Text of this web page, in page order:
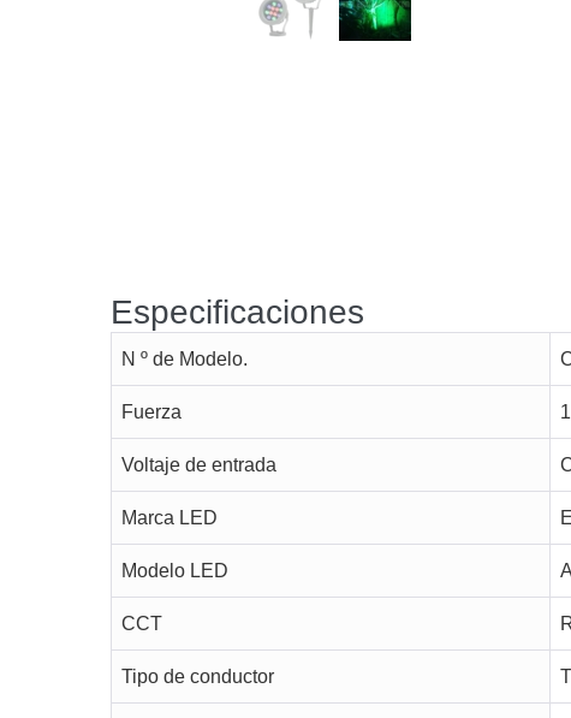
Especificaciones
N º de Modelo.
Fuerza
Voltaje de entrada
Marca LED
Modelo LED
CCT
Tipo de conductor